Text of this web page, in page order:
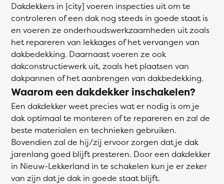
Dakdekkers in {city] voeren inspecties uit om te
controleren of een dak nog steeds in goede staat is
en voeren ze onderhoudswerkzaamheden uit zoals
het repareren van lekkages of het vervangen van
dakbedekking. Daarnaast voeren ze ook
dakconstructiewerk uit, zoals het plaatsen van
dakpannen of het aanbrengen van dakbedekking.
Waarom een dakdekker inschakelen?
Een dakdekker weet precies wat er nodig is om je
dak optimaal te monteren of te repareren en zal de
beste materialen en technieken gebruiken.
Bovendien zal de hij/zij ervoor zorgen dat je dak
jarenlang goed blijft presteren. Door een dakdekker
in Nieuw-Lekkerland in te schakelen kun je er zeker
van zijn dat je dak in goede staat blijft.